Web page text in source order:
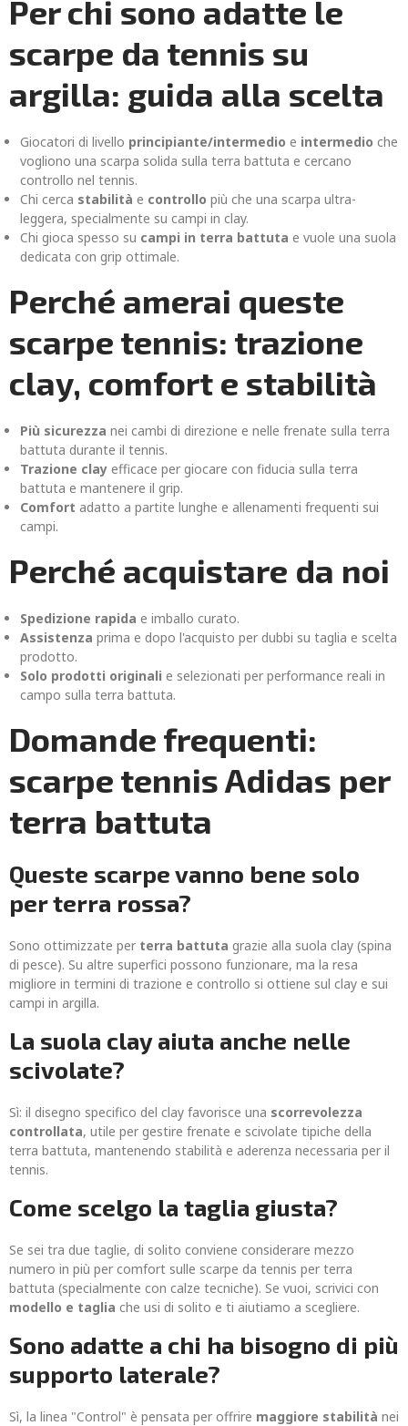
Per chi sono adatte le
scarpe da tennis su
argilla: guida alla scelta
Giocatori di livello principiante/intermedio e intermedio che
vogliono una scarpa solida sulla terra battuta e cercano
controllo nel tennis.
Chi cerca stabilità e controllo più che una scarpa ultra-
leggera, specialmente su campi in clay.
Chi gioca spesso su campi in terra battuta e vuole una suola
dedicata con grip ottimale.
Perché amerai queste
scarpe tennis: trazione
clay, comfort e stabilità
Più sicurezza nei cambi di direzione e nelle frenate sulla terra
battuta durante il tennis.
Trazione clay efficace per giocare con fiducia sulla terra
battuta e mantenere il grip.
Comfort adatto a partite lunghe e allenamenti frequenti sui
campi.
Perché acquistare da noi
Spedizione rapida e imballo curato.
Assistenza prima e dopo l'acquisto per dubbi su taglia e scelta
prodotto.
Solo prodotti originali e selezionati per performance reali in
campo sulla terra battuta.
Domande frequenti:
scarpe tennis Adidas per
terra battuta
Queste scarpe vanno bene solo
per terra rossa?
Sono ottimizzate per terra battuta grazie alla suola clay (spina
di pesce). Su altre superfici possono funzionare, ma la resa
migliore in termini di trazione e controllo si ottiene sul clay e sui
campi in argilla.
La suola clay aiuta anche nelle
scivolate?
Sì: il disegno specifico del clay favorisce una scorrevolezza
controllata, utile per gestire frenate e scivolate tipiche della
terra battuta, mantenendo stabilità e aderenza necessaria per il
tennis.
Come scelgo la taglia giusta?
Se sei tra due taglie, di solito conviene considerare mezzo
numero in più per comfort sulle scarpe da tennis per terra
battuta (specialmente con calze tecniche). Se vuoi, scrivici con
modello e taglia che usi di solito e ti aiutiamo a scegliere.
Sono adatte a chi ha bisogno di più
supporto laterale?
Sì, la linea "Control" è pensata per offrire maggiore stabilità nei